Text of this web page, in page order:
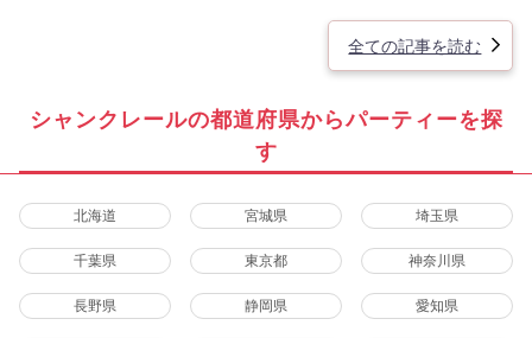
全ての記事を読む
シャンクレールの都道府県からパーティーを探
す
北海道 宮城県 埼玉県
千葉県 東京都 神奈川県
長野県 静岡県 愛知県